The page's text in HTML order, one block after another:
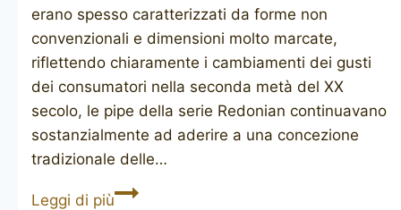
erano spesso caratterizzati da forme non
convenzionali e dimensioni molto marcate,
riflettendo chiaramente i cambiamenti dei gusti
dei consumatori nella seconda metà del XX
secolo, le pipe della serie Redonian continuavano
sostanzialmente ad aderire a una concezione
tradizionale delle…
Leggi di piùJOHN